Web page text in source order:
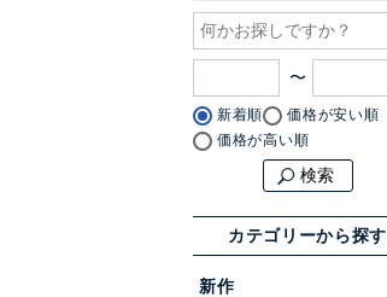
〜
新着順
価格が安い順
価格が高い順
検索
カテゴリーから探す
新作